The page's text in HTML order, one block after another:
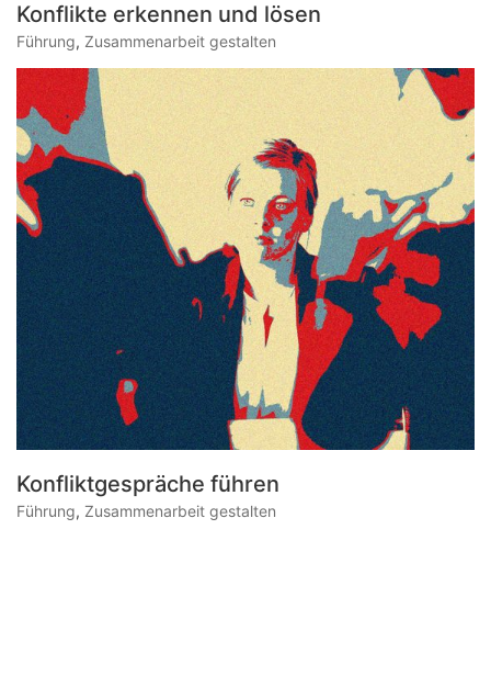
Konflikte erkennen und lösen
Führung, Zusammenarbeit gestalten
Konfliktgespräche führen
Führung, Zusammenarbeit gestalten